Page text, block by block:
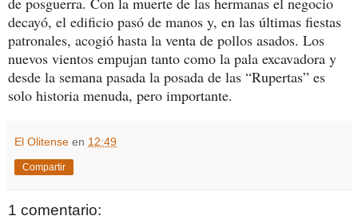
decayó, el edificio pasó de manos y, en las últimas fiestas
patronales, acogió hasta la venta de pollos asados. Los
nuevos vientos empujan tanto como la pala excavadora y
desde la semana pasada la posada de las “Rupertas” es
solo historia menuda, pero importante.
El Olitense en 12:49
Compartir
1 comentario: